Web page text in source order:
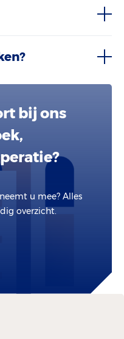
bij ons
u mee? Alles
overzicht.